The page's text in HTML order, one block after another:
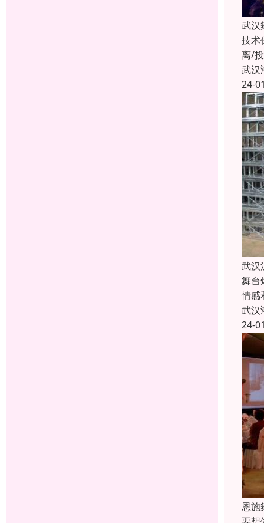
武汉
技术
离/
武汉
24-
武汉
舞台
情感
武汉
24-
恩施